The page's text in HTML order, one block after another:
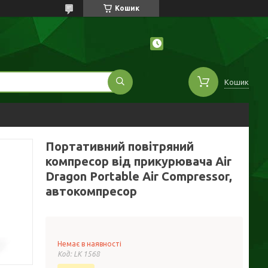
Кошик
Кошик
Портативний повітряний
компресор від прикурювача Air
Dragon Portable Air Compressor,
автокомпресор
Немає в наявності
Код: LK 1568